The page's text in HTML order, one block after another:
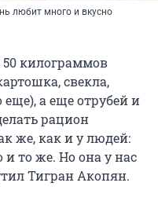
любит много и вкусно
килограммов
свекла,
а еще отрубей и
рацион
же, как и у людей:
и то же. Но она у нас
Тигран Акопян.